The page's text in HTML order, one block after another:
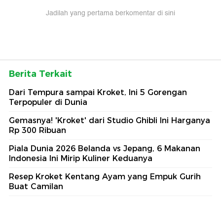
Jadilah yang pertama berkomentar di sini
Berita Terkait
Dari Tempura sampai Kroket, Ini 5 Gorengan
Terpopuler di Dunia
Gemasnya! 'Kroket' dari Studio Ghibli Ini Harganya
Rp 300 Ribuan
Piala Dunia 2026 Belanda vs Jepang, 6 Makanan
Indonesia Ini Mirip Kuliner Keduanya
Resep Kroket Kentang Ayam yang Empuk Gurih
Buat Camilan